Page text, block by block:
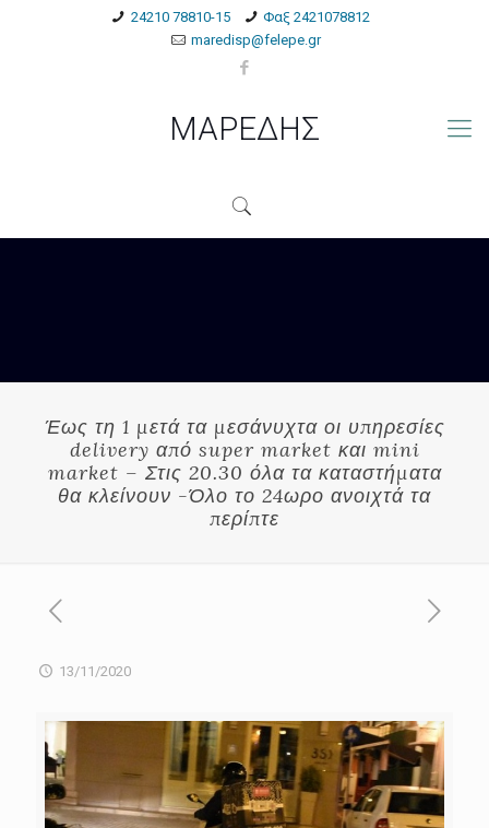
24210 78810-15
Φαξ 2421078812
maredisp@felepe.gr
ΜΑΡΕΔΗΣ
Έως τη 1 μετά τα μεσάνυχτα οι υπηρεσίες
delivery από super market και mini
market – Στις 20.30 όλα τα καταστήματα
θα κλείνουν -Όλο το 24ωρο ανοιχτά τα
περίπτε
13/11/2020